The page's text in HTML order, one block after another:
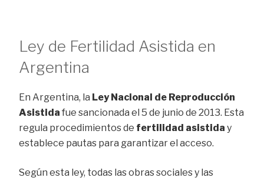
Ley de Fertilidad Asistida en
Argentina
En Argentina, la Ley Nacional de Reproducción
Asistida fue sancionada el 5 de junio de 2013. Esta
regula procedimientos de fertilidad asistida y
establece pautas para garantizar el acceso.
Según esta ley, todas las obras sociales y las